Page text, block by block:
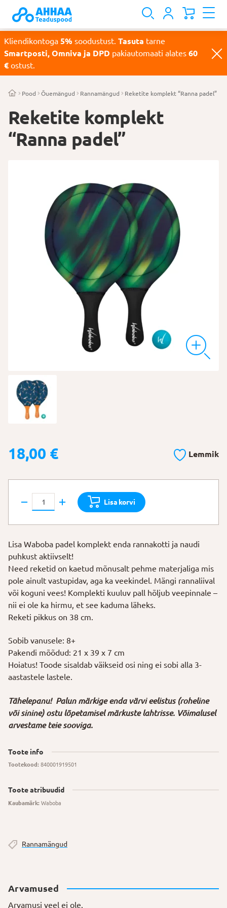
Kliendikontoga 5% soodustust. Tasuta tarne
Smartposti, Omniva ja DPD pakiautomaati alates 60
€ ostust.
Pood Õuemängud Rannamängud Reketite komplekt “Ranna padel”
Reketite komplekt
“Ranna padel”
18,00 € Lemmik
Reketite
komplekt
“Ranna
kogus
Lisa korvi
Lisa Waboba padel komplekt enda rannakotti ja naudi
puhkust aktiivselt!
Need reketid on kaetud mõnusalt pehme materjaliga mis
pole ainult vastupidav, aga ka veekindel. Mängi rannaliival
või koguni vees! Komplekti kuuluv pall hõljub veepinnale –
nii ei ole ka hirmu, et see kaduma läheks.
Reketi pikkus on 38 cm.
Sobib vanusele: 8+
Pakendi mõõdud: 21 x 39 x 7 cm
Hoiatus! Toode sisaldab väikseid osi ning ei sobi alla 3-
aastastele lastele.
Tähelepanu! Palun märkige enda värvi eelistus (roheline
või sinine) ostu lõpetamisel märkuste lahtrisse. Võimalusel
arvestame teie sooviga.
Toote info
Tootekood: 840001919501
Toote atribuudid
Kaubamärk: Waboba
Rannamängud
Arvamused
Arvamusi veel ei ole.